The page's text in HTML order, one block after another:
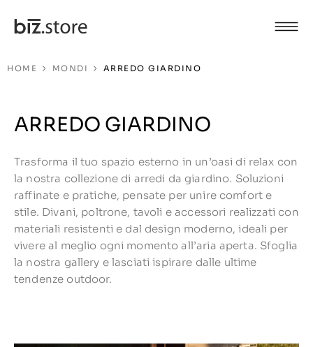
HOME MONDI ARREDO GIARDINO
ARREDO GIARDINO
Trasforma il tuo spazio esterno in un’oasi di relax con
la nostra collezione di arredi da giardino. Soluzioni
raffinate e pratiche, pensate per unire comfort e
stile. Divani, poltrone, tavoli e accessori realizzati con
materiali resistenti e dal design moderno, ideali per
vivere al meglio ogni momento all’aria aperta. Sfoglia
la nostra gallery e lasciati ispirare dalle ultime
tendenze outdoor.